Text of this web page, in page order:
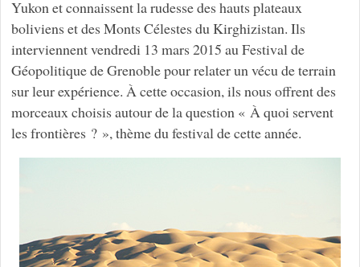
Yukon et connaissent la rudesse des hauts plateaux
boliviens et des Monts Célestes du Kirghizistan. Ils
interviennent vendredi 13 mars 2015 au Festival de
Géopolitique de Grenoble pour relater un vécu de terrain
sur leur expérience. À cette occasion, ils nous offrent des
morceaux choisis autour de la question « À quoi servent
les frontières ? », thème du festival de cette année.